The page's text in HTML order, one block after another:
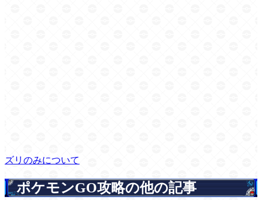
ズリのみについて
ポケモンGO攻略の他の記事